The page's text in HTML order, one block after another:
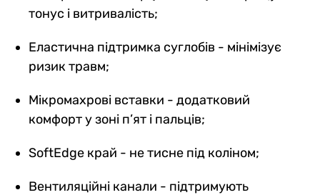
тонус і витривалість;
Еластична підтримка суглобів - мінімізує
ризик травм;
Мікромахрові вставки - додатковий
комфорт у зоні п’ят і пальців;
SoftEdge край - не тисне під коліном;
Вентиляційні канали - підтримують